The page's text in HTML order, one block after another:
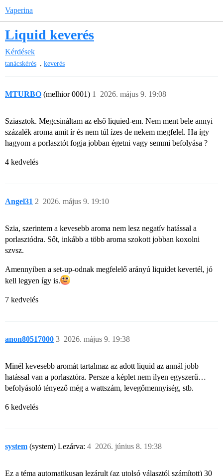
Vaperina
Liquid keverés
Kérdések
tanácskérés , keverés
MTURBO (melhior 0001) 2026. május 9. 19:08
1
Sziasztok. Megcsináltam az első liquied-em. Nem ment bele annyi
százalék aroma amit ír és nem túl ízes de nekem megfelel. Ha így
hagyom a porlasztót fogja jobban égetni vagy semmi befolyása ?
4 kedvelés
Angel31 2026. május 9. 19:10
2
Szia, szerintem a kevesebb aroma nem lesz negatív hatással a
porlasztódra. Sőt, inkább a több aroma szokott jobban koxolni
szvsz.
Amennyiben a set-up-odnak megfelelő arányú liquidet kevertél, jó
kell legyen így is.
7 kedvelés
anon80517000 2026. május 9. 19:38
3
Minél kevesebb aromát tartalmaz az adott liquid az annál jobb
hatással van a porlasztóra. Persze a képlet nem ilyen egyszerű…
befolyásoló tényező még a wattszám, levegőmennyiség, stb.
6 kedvelés
system (system) Lezárva: 2026. június 8. 19:38
4
Ez a téma automatikusan lezárult (az utolsó választól számított) 30